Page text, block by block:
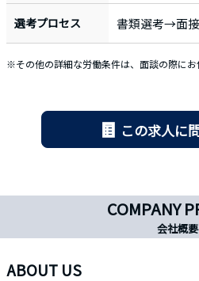
選考プロセス 書類選考→面
※その他の詳細な労働条件は、面談の際にお
この求人に
COMPANY
会社概要
ABOUT US